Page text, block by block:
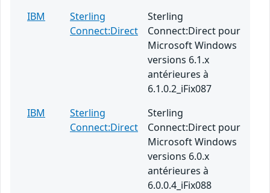
IBM
Sterling
Connect:Direct
Sterling
Connect:Direct pour
Microsoft Windows
versions 6.1.x
antérieures à
6.1.0.2_iFix087
IBM
Sterling
Connect:Direct
Sterling
Connect:Direct pour
Microsoft Windows
versions 6.0.x
antérieures à
6.0.0.4_iFix088